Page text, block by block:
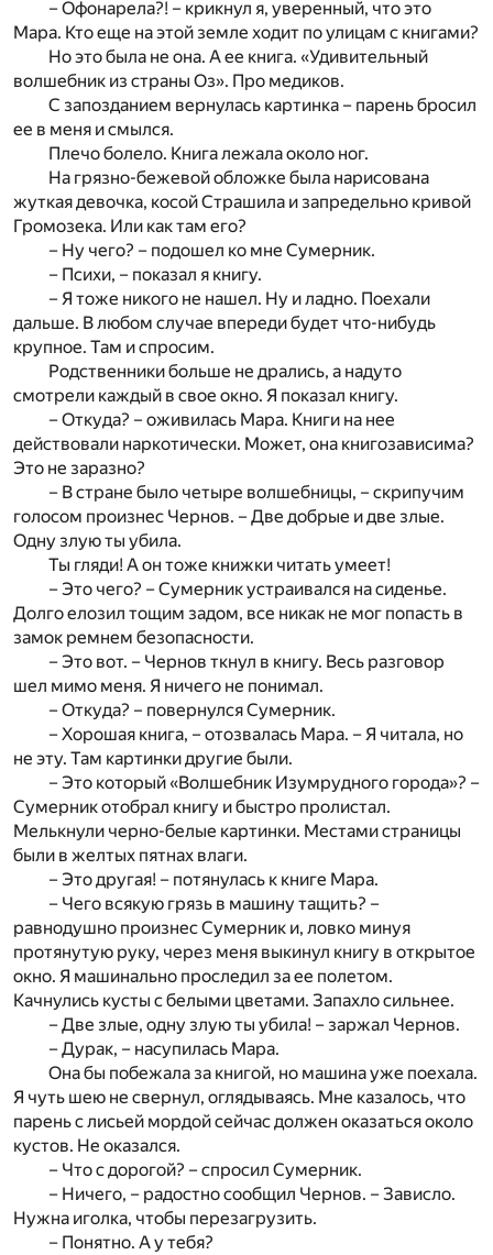
– Офонарела?! – крикнул я, уверенный, что это
Мара. Кто еще на этой земле ходит по улицам с книгами?
Но это была не она. А ее книга. «Удивительный
волшебник из страны Оз». Про медиков.
С запозданием вернулась картинка – парень бросил
ее в меня и смылся.
Плечо болело. Книга лежала около ног.
На грязно-бежевой обложке была нарисована
жуткая девочка, косой Страшила и запредельно кривой
Громозека. Или как там его?
– Ну чего? – подошел ко мне Сумерник.
– Психи, – показал я книгу.
– Я тоже никого не нашел. Ну и ладно. Поехали
дальше. В любом случае впереди будет что-нибудь
крупное. Там и спросим.
Родственники больше не дрались, а надуто
смотрели каждый в свое окно. Я показал книгу.
– Откуда? – оживилась Мара. Книги на нее
действовали наркотически. Может, она книгозависима?
Это не заразно?
– В стране было четыре волшебницы, – скрипучим
голосом произнес Чернов. – Две добрые и две злые.
Одну злую ты убила.
Ты гляди! А он тоже книжки читать умеет!
– Это чего? – Сумерник устраивался на сиденье.
Долго елозил тощим задом, все никак не мог попасть в
замок ремнем безопасности.
– Это вот. – Чернов ткнул в книгу. Весь разговор
шел мимо меня. Я ничего не понимал.
– Откуда? – повернулся Сумерник.
– Хорошая книга, – отозвалась Мара. – Я читала, но
не эту. Там картинки другие были.
– Это который «Волшебник Изумрудного города»? –
Сумерник отобрал книгу и быстро пролистал.
Мелькнули черно-белые картинки. Местами страницы
были в желтых пятнах влаги.
– Это другая! – потянулась к книге Мара.
– Чего всякую грязь в машину тащить? –
равнодушно произнес Сумерник и, ловко минуя
протянутую руку, через меня выкинул книгу в открытое
окно. Я машинально проследил за ее полетом.
Качнулись кусты с белыми цветами. Запахло сильнее.
– Две злые, одну злую ты убила! – заржал Чернов.
– Дурак, – насупилась Мара.
Она бы побежала за книгой, но машина уже поехала.
Я чуть шею не свернул, оглядываясь. Мне казалось, что
парень с лисьей мордой сейчас должен оказаться около
кустов. Не оказался.
– Что с дорогой? – спросил Сумерник.
– Ничего, – радостно сообщил Чернов. – Зависло.
Нужна иголка, чтобы перезагрузить.
– Понятно. А у тебя?